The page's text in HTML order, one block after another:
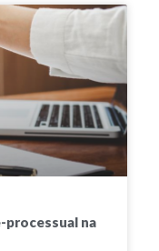
processual na